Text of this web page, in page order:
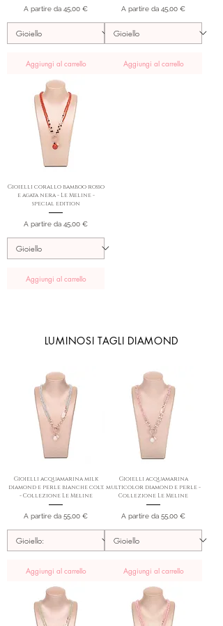
A partire da 45,00 €
Prezzo scontato
Aggiungi al carrello
A partire da 45,00 €
Prezzo scontato
Aggiungi al carrello
Gioielli corallo bamboo rosso
e agata nera - Le Meline -
special edition
A partire da 45,00 €
Prezzo scontato
Aggiungi al carrello
LUMINOSI TAGLI DIAMOND
Gioielli acquamarina milk
diamond e perle bianche colt.
- Collezione Le Meline
A partire da 55,00 €
Prezzo scontato
Aggiungi al carrello
Gioielli acquamarina
multicolor diamond e perle -
Collezione Le Meline
A partire da 55,00 €
Prezzo scontato
Aggiungi al carrello